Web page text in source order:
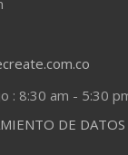
: 8:30 am - 5:30
DE DATOS